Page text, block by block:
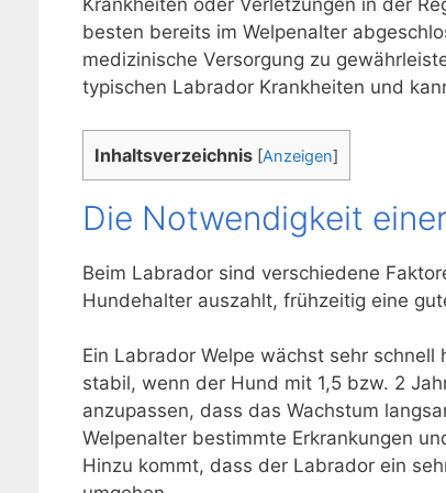
Krankheiten oder Verletzungen in der
besten bereits im Welpenalter
medizinische Versorgung zu
typischen Labrador Krankheiten und
Inhaltsverzeichnis [Anzeigen]
Die Notwendigkeit
Beim Labrador sind verschiedene
Hundehalter auszahlt, frühzeitig eine
Ein Labrador Welpe wächst sehr
stabil, wenn der Hund mit 1,5 bzw. 2
anzupassen, dass das Wachstum
Welpenalter bestimmte Erkrankungen
Hinzu kommt, dass der Labrador ein